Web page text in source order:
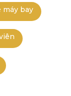
máy bay